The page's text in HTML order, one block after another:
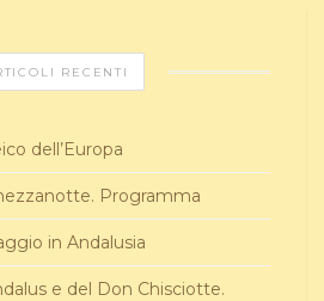
RECENTI
dell’Europa
Programma
in Andalusia
e del Don Chisciotte.